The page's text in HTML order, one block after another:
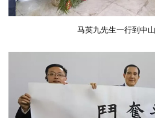
马英九先生一行到中